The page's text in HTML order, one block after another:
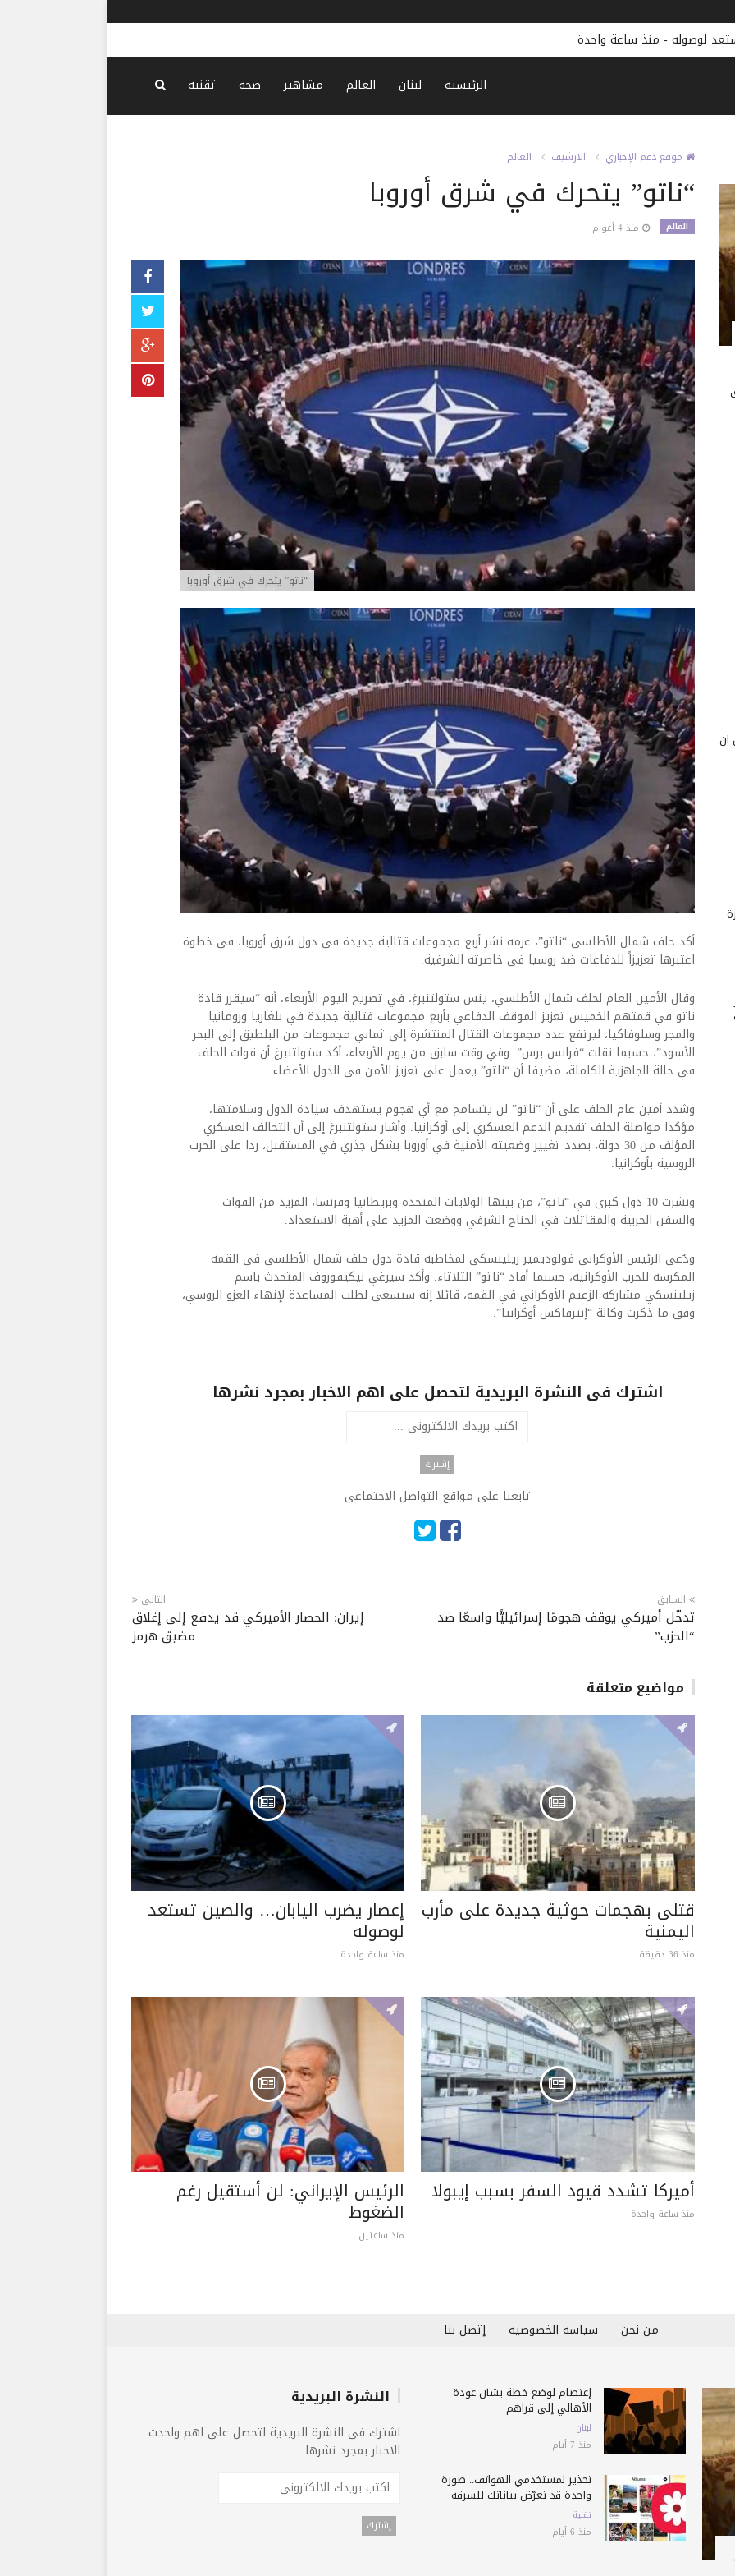
لوصوله- منذ ساعة واحدة
الرئيسية لبنان العالم مشاهير صحة تقنية
موقع دعم الإخباري الارشيف العالم
“ناتو” يتحرك في شرق أوروبا
العالم منذ 4 أعوام
“ناتو” يتحرك في شرق أوروبا
أكد حلف شمال الأطلسي “ناتو”، عزمه نشر أربع مجموعات قتالية جديدة في دول شرق أوروبا، في خطوة
اعتبرها تعزيزاً للدفاعات ضد روسيا في خاصرته الشرقية.
وقال الأمين العام لحلف شمال الأطلسي، ينس ستولتنبرغ، في تصريح اليوم الأربعاء، أنه “سيقرر قادة
ناتو في قمتهم الخميس تعزيز الموقف الدفاعي بأربع مجموعات قتالية جديدة في بلغاريا ورومانيا
والمجر وسلوفاكيا، ليرتفع عدد مجموعات القتال المنتشرة إلى ثماني مجموعات من البلطيق إلى البحر
الأسود”، حسبما نقلت “فرانس برس”. وفي وقت سابق من يوم الأربعاء، أكد ستولتنبرغ أن قوات الحلف
في حالة الجاهزية الكاملة، مضيفا أن “ناتو” يعمل على تعزيز الأمن في الدول الأعضاء.
وشدد أمين عام الحلف على أن “ناتو” لن يتسامح مع أي هجوم يستهدف سيادة الدول وسلامتها،
مؤكدا مواصلة الحلف تقديم الدعم العسكري إلى أوكرانيا. وأشار ستولتنبرغ إلى أن التحالف العسكري
المؤلف من 30 دولة، بصدد تغيير وضعيته الأمنية في أوروبا بشكل جذري في المستقبل، ردا على الحرب
الروسية بأوكرانيا.
ونشرت 10 دول كبرى في “ناتو”، من بينها الولايات المتحدة وبريطانيا وفرنسا، المزيد من القوات
والسفن الحربية والمقاتلات في الجناح الشرقي ووضعت المزيد على أهبة الاستعداد.
ودُعي الرئيس الأوكراني فولوديمير زيلينسكي لمخاطبة قادة دول حلف شمال الأطلسي في القمة
المكرسة للحرب الأوكرانية، حسبما أفاد “ناتو” الثلاثاء. وأكد سيرغي نيكيفوروف المتحدث باسم
زيلينسكي مشاركة الزعيم الأوكراني في القمة، قائلا إنه سيسعى لطلب المساعدة لإنهاء الغزو الروسي،
وفق ما ذكرت وكالة “إنترفاكس أوكرانيا”.
اشترك فى النشرة البريدية لتحصل على اهم الاخبار بمجرد نشرها
تابعنا على مواقع التواصل الاجتماعى
السابق
تدخّل أميركي يوقف هجومًا إسرائيليًّا واسعًا ضد
“الحزب”
التالى
إيران: الحصار الأميركي قد يدفع إلى إغلاق
مضيق هرمز
مواضيع متعلقة
قتلى بهجمات حوثية جديدة على مأرب
اليمنية
منذ 36 دقيقة
إعصار يضرب اليابان… والصين تستعد
لوصوله
منذ ساعة واحدة
أميركا تشدد قيود السفر بسبب إيبولا
منذ ساعة واحدة
الرئيس الإيراني: لن أستقيل رغم
الضغوط
منذ ساعتين
أن
من نحن سياسة الخصوصية إتصل بنا
إعتصام لوضع خطة بشأن عودة
الأهالي إلى قراهم
لبنان
منذ 7 أيام
تحذير لمستخدمي الهواتف.. صورة
واحدة قد تعرّض بياناتك للسرقة
تقنية
منذ 6 أيام
النشرة البريدية
اشترك فى النشرة البريدية لتحصل على اهم واحدث
الاخبار بمجرد نشرها